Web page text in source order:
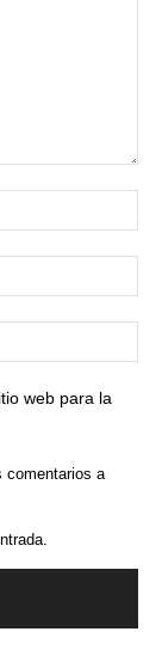
web para la
comentarios a